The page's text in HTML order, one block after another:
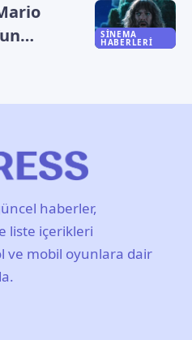
SINEMA
HABERLERI
haberler,
liste içerikleri
ve mobil oyunlara dair